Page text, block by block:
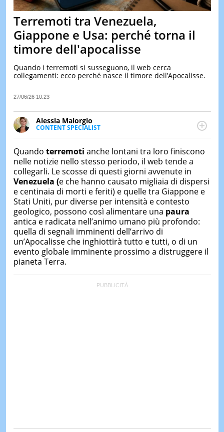
&
TEST
DI
DI
IERI
Terremoti tra Venezuela,
Giappone e Usa: perché torna il
timore dell'apocalisse
Quando i terremoti si susseguono, il web cerca
collegamenti: ecco perché nasce il timore dell’Apocalisse.
27/06/26 10:23
Alessia Malorgio
CONTENT SPECIALIST
Ha conseguito un Master in Marketing Management
occupa della creazione di contenuti in ottica SEO e
dello sviluppo di strategie marketing attraverso
canali digitali.
Quando terremoti anche lontani tra loro finiscono
nelle notizie nello stesso periodo, il web tende a
collegarli. Le scosse di questi giorni avvenute in
Venezuela (e che hanno causato migliaia di dispersi
e centinaia di morti e feriti) e quelle tra Giappone e
Stati Uniti, pur diverse per intensità e contesto
geologico, possono così alimentare una paura
antica e radicata nell’animo umano più profondo:
quella di segnali imminenti dell’arrivo di
un’Apocalisse che inghiottirà tutto e tutti, o di un
evento globale imminente prossimo a distruggere il
pianeta Terra.